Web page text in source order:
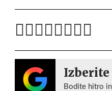
Izberite
Bodite hitro